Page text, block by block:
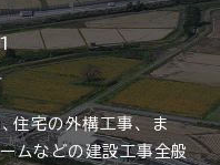
住宅の外構工事、
ま
ームなどの建設工事全般